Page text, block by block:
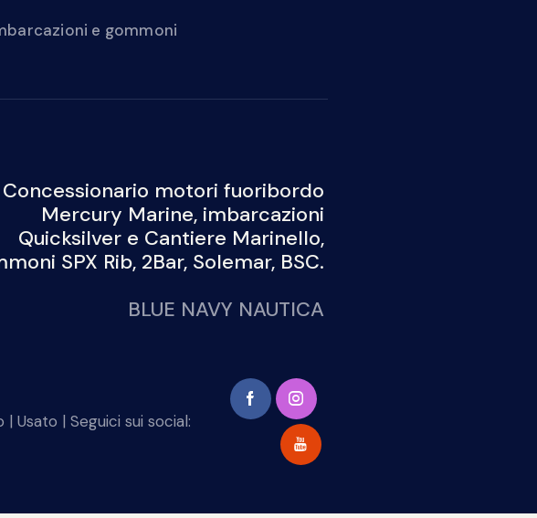
e gommoni
Concessionario motori fuoribordo
Mercury Marine, imbarcazioni
Quicksilver e Cantiere Marinello,
SPX Rib, 2Bar, Solemar, BSC.
BLUE NAVY NAUTICA
| Usato | Seguici sui social: